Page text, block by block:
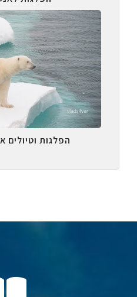
הפלגות וטיולים